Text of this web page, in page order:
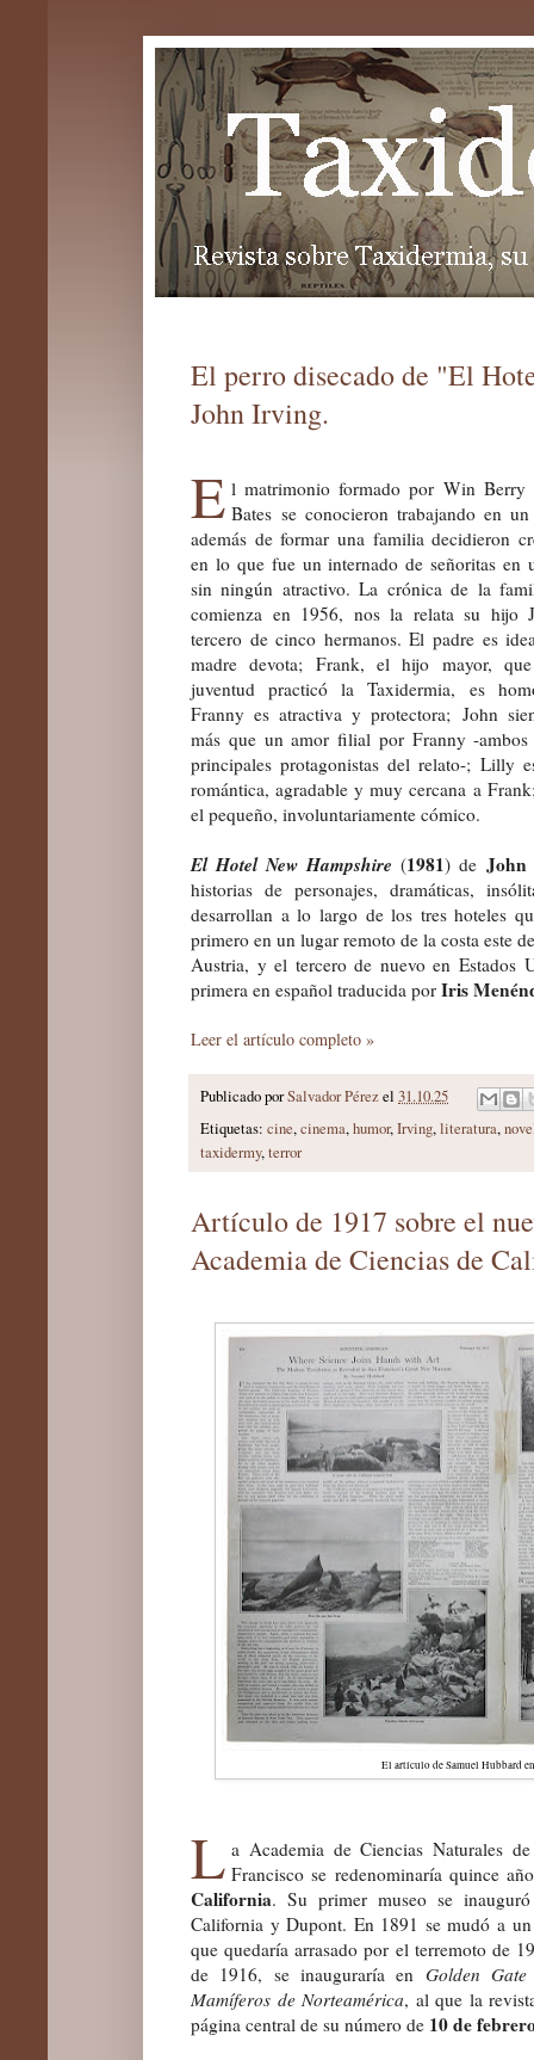
El perro disecado de "El
John Irving.
E l matrimonio formado por Win Berry
Bates se conocieron trabajando en
además de formar una familia decidieron
en lo que fue un internado de señoritas en
sin ningún atractivo. La crónica de la
comienza en 1956, nos la relata su hijo
tercero de cinco hermanos. El padre es
madre devota; Frank, el hijo mayor,
juventud practicó la Taxidermia, es
Franny es atractiva y protectora; John
más que un amor filial por Franny -
principales protagonistas del relato-; Lilly
romántica, agradable y muy cercana a
el pequeño, involuntariamente cómico.
El Hotel New Hampshire (1981) de
historias de personajes, dramáticas,
desarrollan a lo largo de los tres hoteles
primero en un lugar remoto de la costa este
Austria, y el tercero de nuevo en Estados
primera en español traducida por Iris
Leer el artículo completo »
Publicado porSalvador Pérezel 31.10.25
Etiquetas: cine,cinema,humor,Irving,literatura,
taxidermy,terror
Artículo de 1917 sobre el
Academia de Ciencias de
El artículo de Samuel Hubbard
L a Academia de Ciencias Naturales
Francisco se redenominaría quince
California. Su primer museo se
California y Dupont. En 1891 se mudó a
que quedaría arrasado por el terremoto de
de 1916, se inauguraría en Golden
Mamíferos de Norteamérica, al que la
página central de su número de 10 de